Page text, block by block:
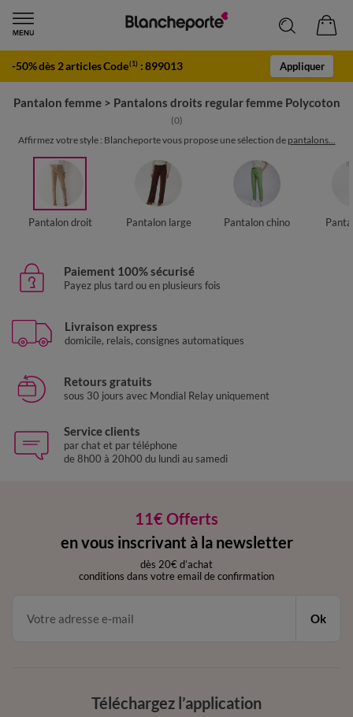
-50% dès 2 articles Code(1) :899013 Appliquer
Pantalon femme > Pantalons droits regular femme Polycoton
(0)
Affirmez votre style : Blancheporte vous propose une sélection de pantalons...
Pantalon droit Pantalon large Pantalon chino
Paiement 100% sécurisé
Payez plus tard ou en plusieurs fois
Livraison express
domicile, relais, consignes automatiques
Retours gratuits
sous 30 jours avec Mondial Relay uniquement
Service clients
par chat et par téléphone
de 8h00 à 20h00 du lundi au samedi
11€ Offerts
en vous inscrivant à la newsletter
dès 20€ d’achat
conditions dans votre email de confirmation
Ok
Téléchargez l’application